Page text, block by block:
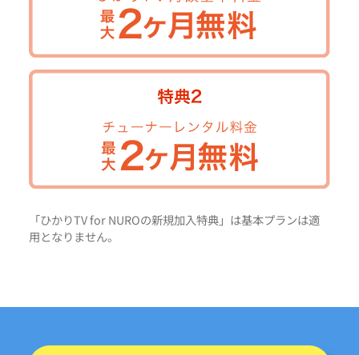
「ひかりTV for NUROの新規加入特典」は基本プランは適
用となりません。